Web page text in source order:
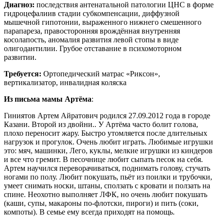
Диагноз: последствия антенатальной патологии ЦНС в форме
гидроцефалиив стадии субкомпенсации, диффузной
мышечной гипотонии, выраженного нижнего смешенного
парапареза, правосторонняя врождённая внутренняя
косолапость, аномалия развития левой стопы в виде
олигодантилии. Грубое отставание в психомоторном
развитии.
Требуется: Ортопедический матрас «Риксон»,
вертикализатор, инвалидная коляска
Из письма мамы Артёма:
Гиниятов Артем Айратович родился 27.09.2012 года в городе
Казани. Второй из двойни.. У Артёма часто болит голова,
плохо переносит жару. Быстро утомляется после длительных
нагрузок и прогулок. Очень любит играть. Любимые игрушки
это: мяч, машинки, Лего, куклы, мелкие игрушки из киндеров
и все что гремит. В песочнице любит сыпать песок на себя.
Артем научился переворачиваться, поднимать голову, стучать
ногами по полу. Любит покушать, пьёт из поилки и трубочки,
умеет снимать носки, штаны, сползать с кровати и ползать на
спине. Неохотно выполняет ЛФК, но очень любит покушать
(каши, супы, макароны по-флотски, пироги) и пить (соки,
компоты). В семье ему всегда приходят на помощь.